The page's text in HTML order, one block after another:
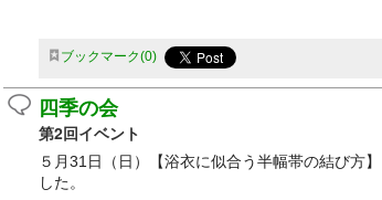
ブックマーク 0
四季の会
第2回イベント
５月31日（日）【浴衣に似合う半幅帯の結び方
した。